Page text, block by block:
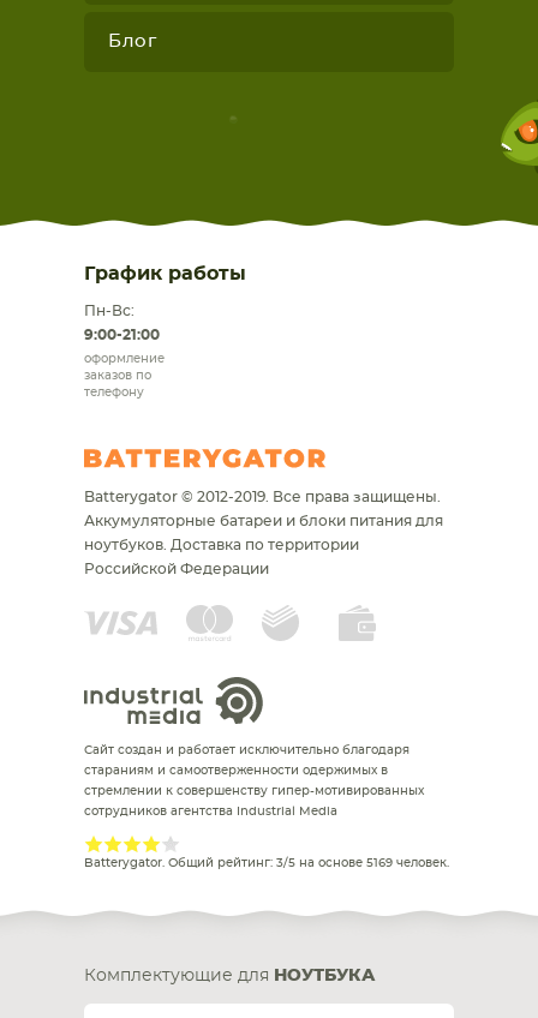
Блог
График работы
Пн-Вс:
9:00-21:00
оформление
заказов по
телефону
Batterygator © 2012-2019. Все права защищены.
Аккумуляторные батареи и блоки питания для
ноутбуков. Доставка по территории
Российской Федерации
Сайт создан и работает исключительно благодаря
стараниям и самоотверженности одержимых в
стремлении к совершенству гипер-мотивированных
сотрудников агентства Industrial Media
Batterygator. Общий рейтинг: 3/5 на основе 5169 человек.
Комплектующие для НОУТБУКА